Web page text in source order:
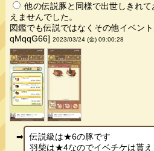
他の伝説豚と同様で出世しきれ
えませんでした。
図鑑でも伝説ではなくその他イベン
qMqqG66]2023/03/24 (金) 09:00:28
伝説級は★6の豚です
羽柴は★4なのでイベチケは貰